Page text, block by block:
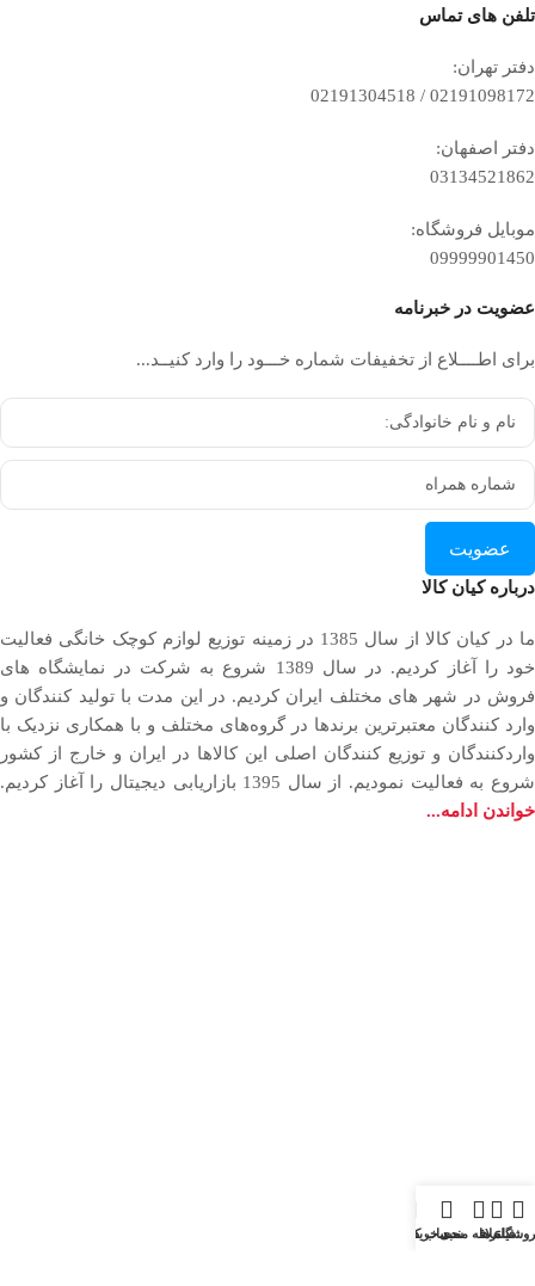
تلفن ‌های تماس
دفتر تهران:
02191098172 / 02191304518
دفتر اصفهان:
03134521862
موبایل فروشگاه:
09999901450
عضویت در خبرنامه
برای اطــــلاع از تخفیفات شماره خـــود را وارد کنیــد...
عضویت
درباره کیان کالا
ما در کیان کالا از سال 1385 در زمینه توزیع لوازم کوچک خانگی فعالیت
خود را آغاز کردیم. در سال 1389 شروع به شرکت در نمایشگاه های
فروش در شهر های مختلف ایران کردیم. در اين مدت با توليد كنندگان و
وارد كنندگان معتبرترین برندها در گروه‌‏های مختلف و با همکاری نزدیک با
وارد‏کنندگان و توزیع‏ کنندگان اصلی این کالاها در ایران و خارج از کشور
شروع به فعاليت نمودیم. از سال 1395 بازاریابی دیجیتال را آغاز کردیم.
خواندن ادامه...
فیلترها
علاقه مندیسبد خرید
حساب کاربری من